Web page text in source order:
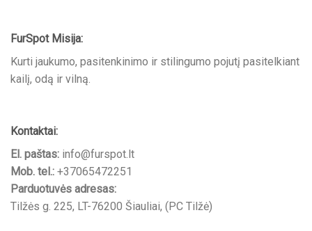
FurSpot Misija:
Kurti jaukumo, pasitenkinimo ir stilingumo pojutį pasitelkiant
kailį, odą ir vilną.
Kontaktai:
El. paštas: info@furspot.lt
Mob. tel.: +37065472251
Parduotuvės adresas:
Tilžės g. 225, LT-76200 Šiauliai, (PC Tilžė)